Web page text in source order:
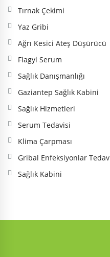
Tırnak Çekimi
Yaz Gribi
Ağrı Kesici Ateş Düşürücü
Flagyl Serum
Sağlık Danışmanlığı
Gaziantep Sağlık Kabini
Sağlık Hizmetleri
Serum Tedavisi
Klima Çarpması
Gribal Enfeksiyonlar
Sağlık Kabini